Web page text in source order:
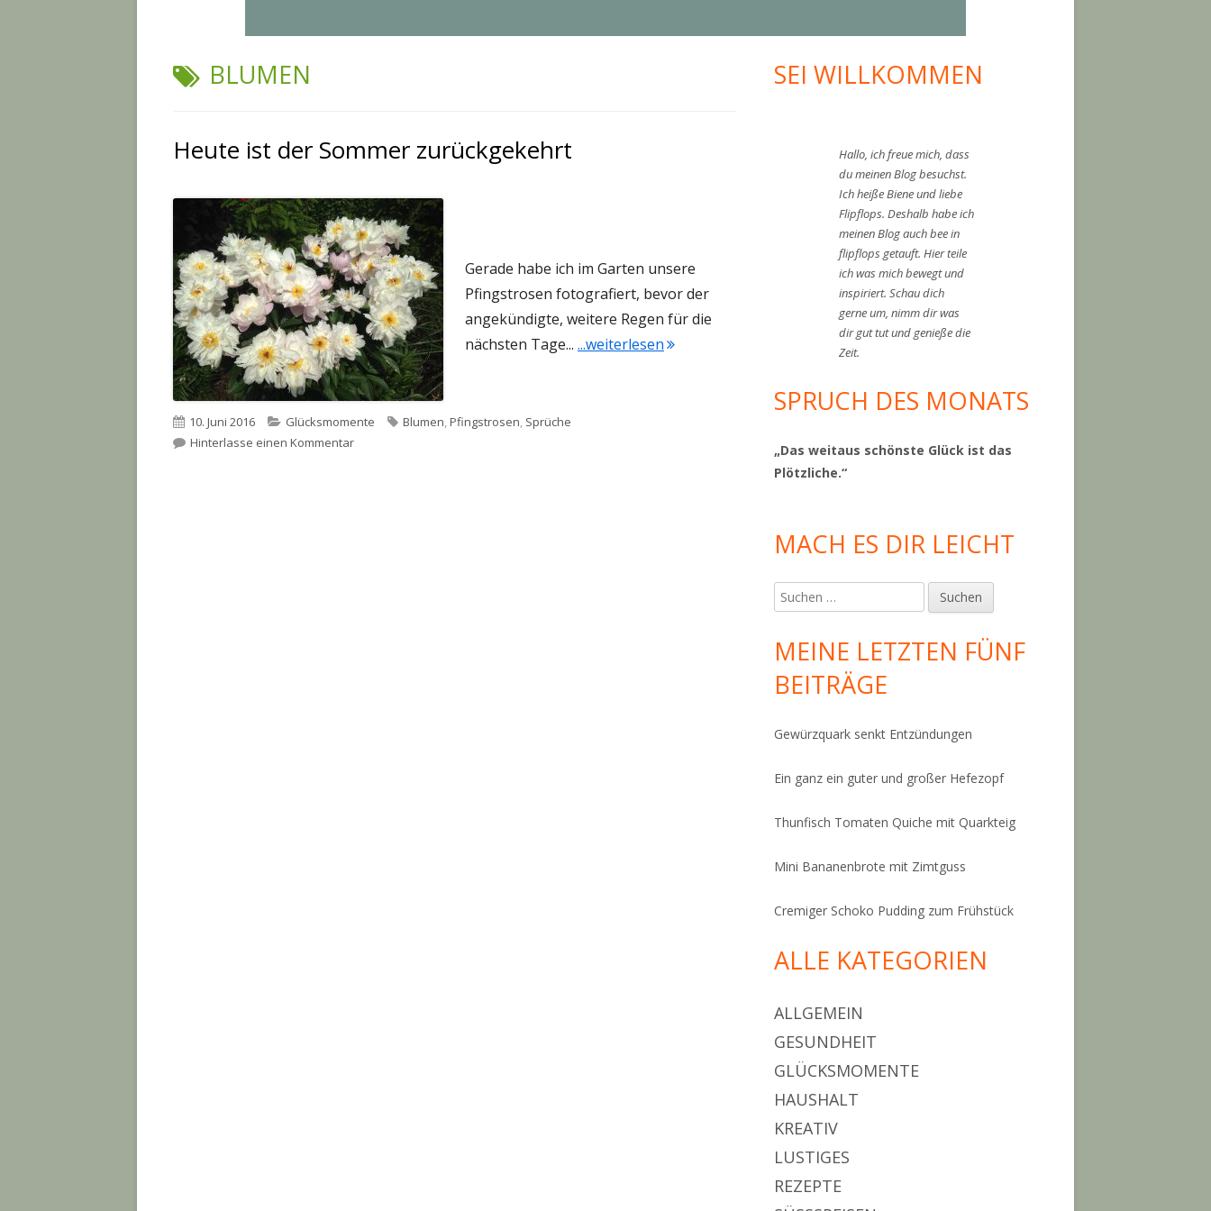
MUFFINS JUBILÄUM
SCHLAGWORT:
BLUMEN
Heute ist der Sommer zurückgekehrt
Gerade habe ich im Garten unsere
Pfingstrosen fotografiert, bevor der
angekündigte, weitere Regen für die
nächsten Tage... ...weiterlesen"Heute ist der Sommer zurückgekehrt"
Veröffentlicht
am
10. Juni 2016 Kategorien
Glücksmomente Schlagwörter
Blumen,Pfingstrosen, Sprüche
Hinterlasse einen Kommentarzu Heute ist der Sommer zurückgekehrt
Haupt-
SEI WILLKOMMEN
Hallo, ich freue mich, dass
du meinen Blog besuchst.
Ich heiße Biene und liebe
Flipflops. Deshalb habe ich
meinen Blog auch bee in
flipflops getauft. Hier teile
ich was mich bewegt und
inspiriert. Schau dich
gerne um, nimm dir was
dir gut tut und genieße die
Zeit.
SPRUCH DES MONATS
„Das weitaus schönste Glück ist das
Plötzliche.“
MACH ES DIR LEICHT
Suchen
nach:
MEINE LETZTEN FÜNF
BEITRÄGE
Gewürzquark senkt Entzündungen
Ein ganz ein guter und großer Hefezopf
Thunfisch Tomaten Quiche mit Quarkteig
Mini Bananenbrote mit Zimtguss
Cremiger Schoko Pudding zum Frühstück
ALLE KATEGORIEN
ALLGEMEIN
GESUNDHEIT
GLÜCKSMOMENTE
HAUSHALT
KREATIV
LUSTIGES
REZEPTE